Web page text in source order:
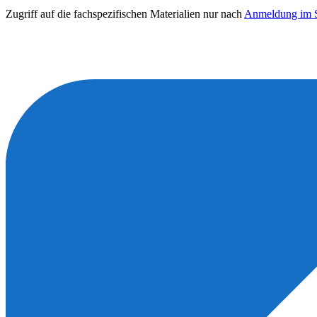
Zugriff auf die fachspezifischen Materialien nur nach Anmeldung im